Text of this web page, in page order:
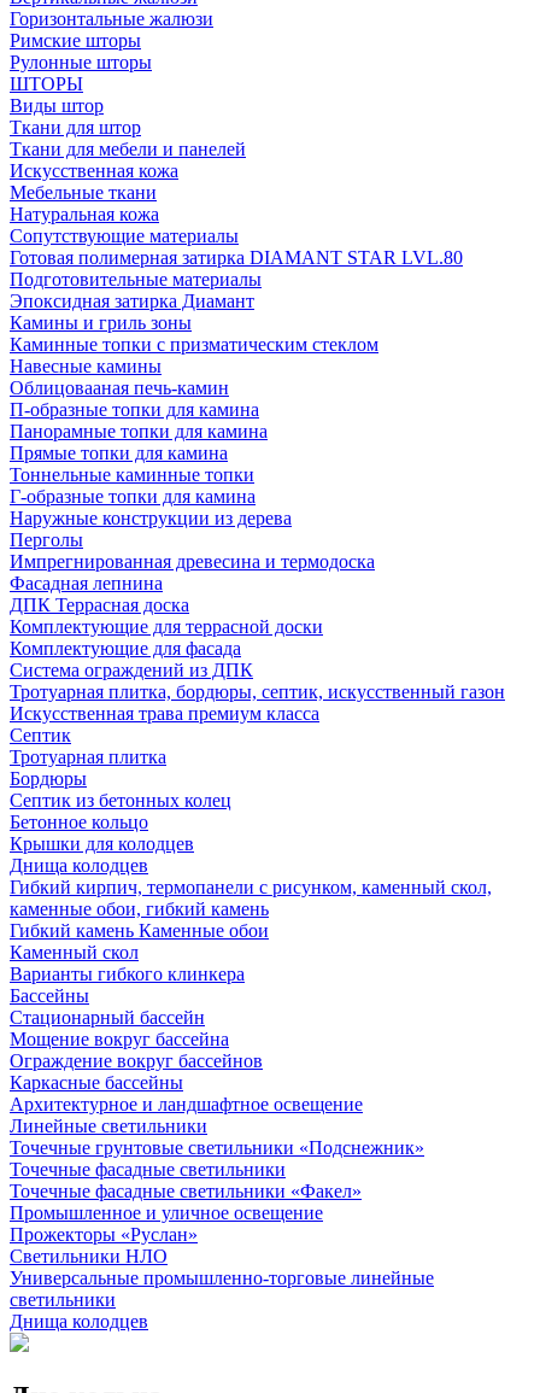
Горизонтальные жалюзи
Римские шторы
Рулонные шторы
ШТОРЫ
Виды штор
Ткани для штор
Ткани для мебели и панелей
Искусственная кожа
Мебельные ткани
Натуральная кожа
Сопутствующие материалы
Готовая полимерная затирка DIAMANT STAR LVL.80
Подготовительные материалы
Эпоксидная затирка Диамант
Камины и гриль зоны
Каминные топки с призматическим стеклом
Навесные камины
Облицовааная печь-камин
П-образные топки для камина
Панорамные топки для камина
Прямые топки для камина
Тоннельные каминные топки
Г-образные топки для камина
Наружные конструкции из дерева
Перголы
Импрегнированная древесина и термодоска
Фасадная лепнина
ДПК Террасная доска
Комплектующие для террасной доски
Комплектующие для фасада
Система ограждений из ДПК
Тротуарная плитка, бордюры, септик, искусственный газон
Искусственная трава премиум класса
Септик
Тротуарная плитка
Бордюры
Септик из бетонных колец
Бетонное кольцо
Крышки для колодцев
Днища колодцев
Гибкий кирпич, термопанели с рисунком, каменный скол,
каменные обои, гибкий камень
Гибкий камень Каменные обои
Каменный скол
Варианты гибкого клинкера
Бассейны
Стационарный бассейн
Мощение вокруг бассейна
Ограждение вокруг бассейнов
Каркасные бассейны
Архитектурное и ландшафтное освещение
Линейные светильники
Точечные грунтовые светильники «Подснежник»
Точечные фасадные светильники
Точечные фасадные светильники «Факел»
Промышленное и уличное освещение
Прожекторы «Руслан»
Светильники НЛО
Универсальные промышленно-торговые линейные
светильники
Днища колодцев